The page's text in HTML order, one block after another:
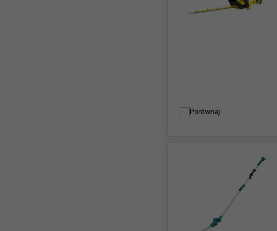
Porównaj